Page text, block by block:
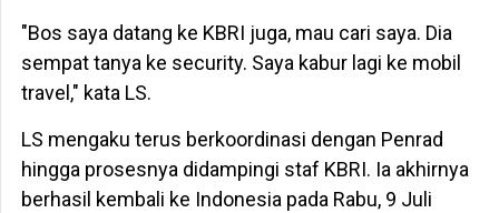
"Bos saya datang ke KBRI juga, mau cari saya. Dia
sempat tanya ke security. Saya kabur lagi ke mobil
travel," kata LS.
LS mengaku terus berkoordinasi dengan Penrad
hingga prosesnya didampingi staf KBRI. Ia akhirnya
berhasil kembali ke Indonesia pada Rabu, 9 Juli